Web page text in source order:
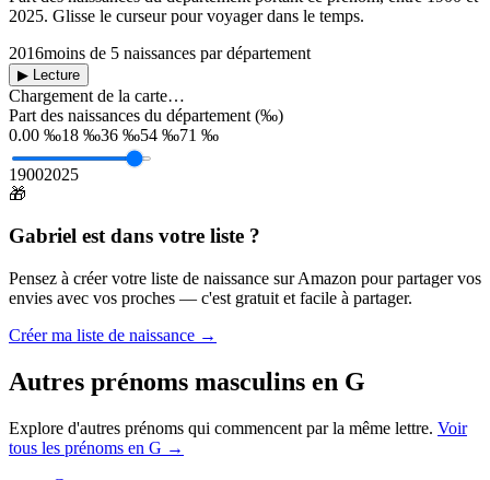
2025. Glisse le curseur pour voyager dans le temps.
2016moins de 5 naissances par département
▶ Lecture
Chargement de la carte…
Part des naissances du département (‰)
0.00 ‰18 ‰36 ‰54 ‰71 ‰
19002025
🎁
Gabriel est dans votre liste ?
Pensez à créer votre liste de naissance sur Amazon pour partager vos
envies avec vos proches — c'est gratuit et facile à partager.
Créer ma liste de naissance →
Autres prénoms masculins en G
Explore d'autres prénoms qui commencent par la même lettre. Voir
tous les prénoms en G →